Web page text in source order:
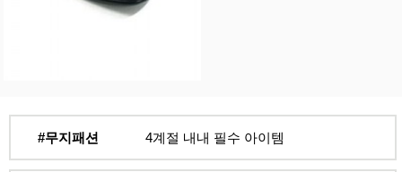
#무지패션 4계절 내내 필수 아이템